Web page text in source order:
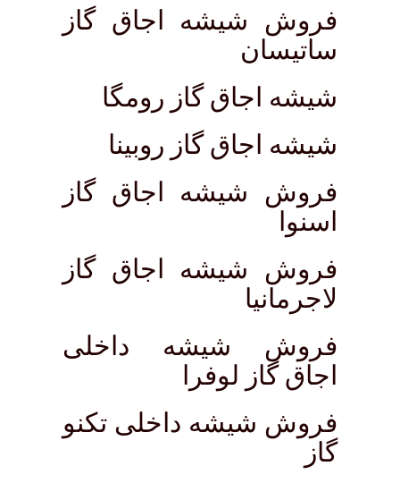
فروش شیشه اجاق گاز
ساتیسان
شیشه اجاق گاز رومگا
شیشه اجاق گاز روبینا
فروش شیشه اجاق گاز
اسنوا
فروش شیشه اجاق گاز
لاجرمانیا
فروش شیشه داخلی
اجاق گاز لوفرا
فروش شیشه داخلی تکنو
گاز